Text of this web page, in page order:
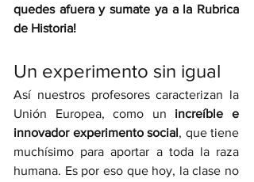
quedes afuera y sumate ya a la Rubrica
de Historia!
Un experimento sin igual
Así nuestros profesores caracterizan la
Unión Europea, como un increíble e
innovador experimento social, que tiene
muchísimo para aportar a toda la raza
humana. Es por eso que hoy, la clase no